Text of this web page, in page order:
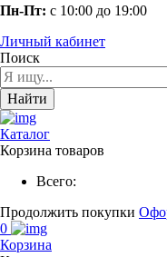
Пн-Пт: с 10:00 до 19:00
Личный кабинет
Поиск
Найти
Каталог
Корзина товаров
Всего:
Продолжить покупки
0
Корзина